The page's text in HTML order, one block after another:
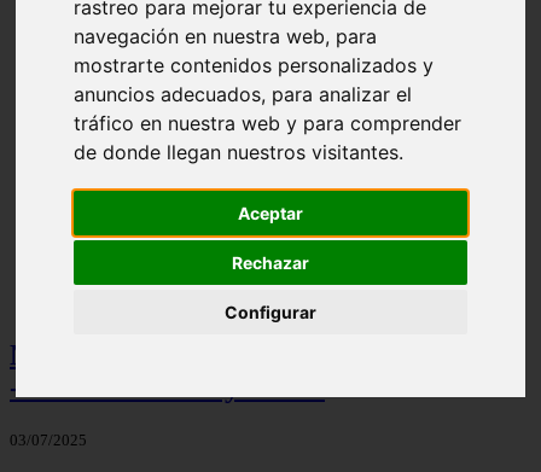
rastreo para mejorar tu experiencia de
navegación en nuestra web, para
mostrarte contenidos personalizados y
anuncios adecuados, para analizar el
tráfico en nuestra web y para comprender
de donde llegan nuestros visitantes.
Aceptar
Rechazar
Configurar
Otra vez - Potterfics, tu versión de la historia
No Estamos Hechos El Uno Para El Otro
- Fanfics de Harry Potter
03/07/2025